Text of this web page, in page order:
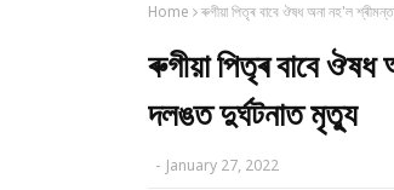
Home ৰুগীয়া পিতৃৰ বাবে ঔষধ অনা নহ'ল
ৰুগীয়া পিতৃৰ বাবে
দলঙত দুৰ্ঘটনাত মৃত্যু
- January 27, 2022